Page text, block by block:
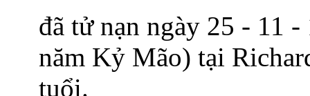
đã tử nạn ngày 25 - 11
năm Kỷ Mão) tại
tuổi.